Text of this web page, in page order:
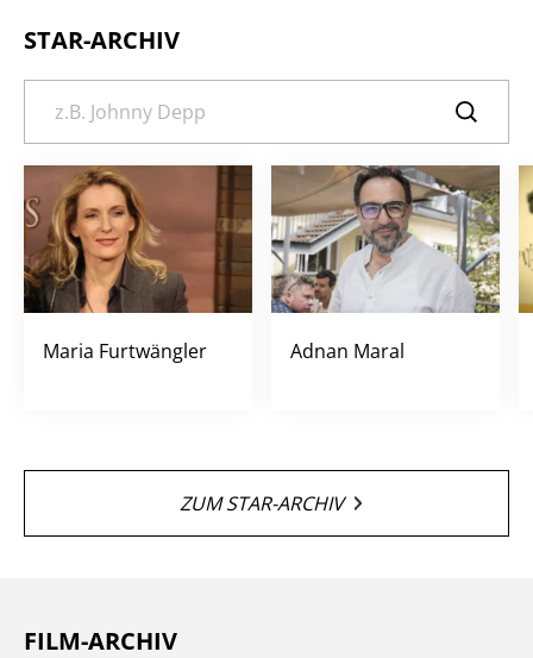
STAR-ARCHIV
Maria Furtwängler Adnan Maral
ZUM STAR-ARCHIV
FILM-ARCHIV